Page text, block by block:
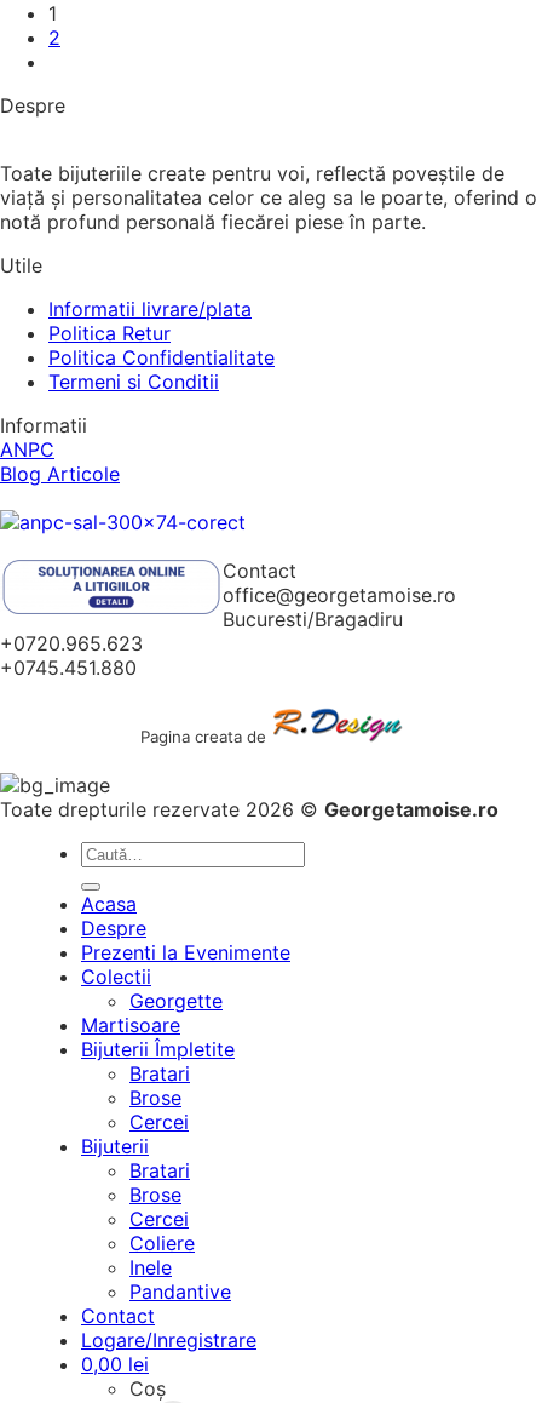
1
2
Despre
Toate bijuteriile create pentru voi, reflectă poveștile de
viață și personalitatea celor ce aleg sa le poarte, oferind o
notă profund personală fiecărei piese în parte.
Utile
Informatii livrare/plata
Politica Retur
Politica Confidentialitate
Termeni si Conditii
Informatii
ANPC
Blog Articole
Contact
office@georgetamoise.ro
Bucuresti/Bragadiru
+0720.965.623
+0745.451.880
Pagina creata de
Toate drepturile rezervate 2026 © Georgetamoise.ro
Caută
Acasa
Despre
Prezenti la Evenimente
Colectii
Georgette
Martisoare
Bijuterii Împletite
Bratari
Brose
Cercei
Bijuterii
Bratari
Brose
Cercei
Coliere
Inele
Pandantive
Contact
Logare/Inregistrare
0,00 lei
Coș